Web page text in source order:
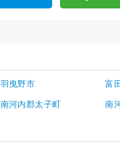
羽曳野市 富
南河内郡太子町 南